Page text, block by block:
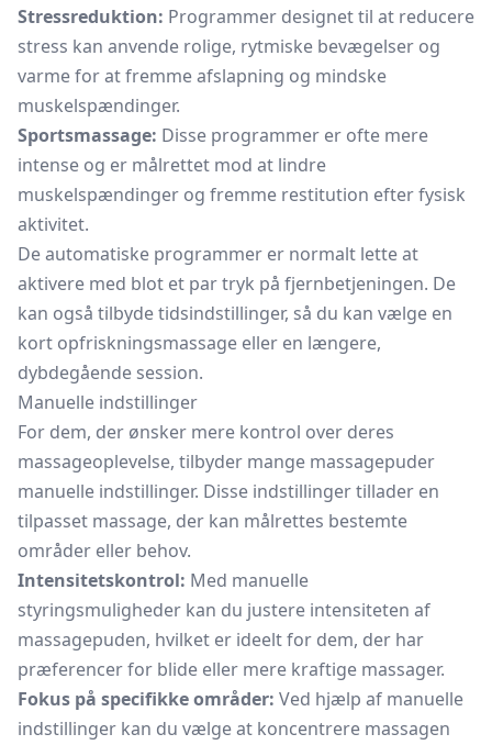
Stressreduktion: Programmer designet til at reducere
stress kan anvende rolige, rytmiske bevægelser og
varme for at fremme afslapning og mindske
muskelspændinger.
Sportsmassage: Disse programmer er ofte mere
intense og er målrettet mod at lindre
muskelspændinger og fremme restitution efter fysisk
aktivitet.
De automatiske programmer er normalt lette at
aktivere med blot et par tryk på fjernbetjeningen. De
kan også tilbyde tidsindstillinger, så du kan vælge en
kort opfriskningsmassage eller en længere,
dybdegående session.
Manuelle indstillinger
For dem, der ønsker mere kontrol over deres
massageoplevelse, tilbyder mange massagepuder
manuelle indstillinger. Disse indstillinger tillader en
tilpasset massage, der kan målrettes bestemte
områder eller behov.
Intensitetskontrol: Med manuelle
styringsmuligheder kan du justere intensiteten af
massagepuden, hvilket er ideelt for dem, der har
præferencer for blide eller mere kraftige massager.
Fokus på specifikke områder: Ved hjælp af manuelle
indstillinger kan du vælge at koncentrere massagen